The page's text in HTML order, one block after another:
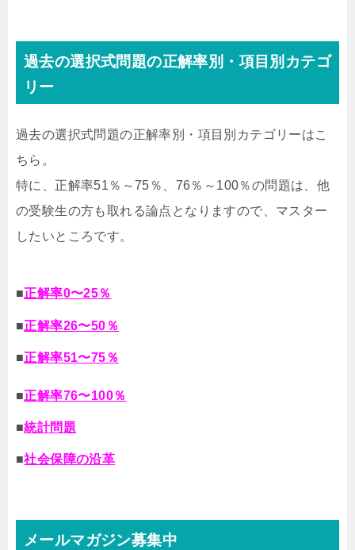
過去の選択式問題の正解率別・項目別カテゴ
リー
過去の選択式問題の正解率別・項目別カテゴリーはこ
ちら。
特に、正解率51％～75％、76％～100％の問題は、他
の受験生の方も取れる論点となりますので、マスター
したいところです。
■正解率0〜25％
■正解率26〜50％
■正解率51〜75％
■正解率76〜100％
■統計問題
■社会保障の沿革
メールマガジン募集中